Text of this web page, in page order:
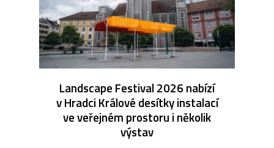
Landscape Festival 2026 nabízí
v Hradci Králové desítky instalací
ve veřejném prostoru i několik
výstav